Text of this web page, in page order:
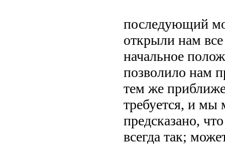
последующий
открыли нам
начальное
позволило нам
тем же
требуется, и мы
предсказано,
всегда так;